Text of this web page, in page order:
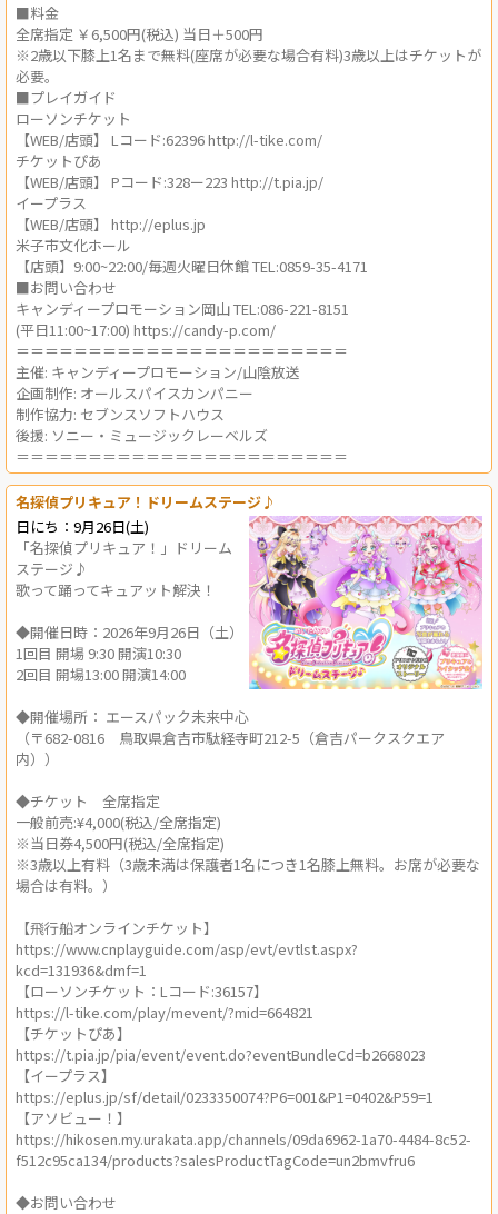
■料金
全席指定 ￥6,500円(税込) 当日＋500円
※2歳以下膝上1名まで無料(座席が必要な場合有料)3歳以上はチケットが
必要。
■プレイガイド
ローソンチケット
【WEB/店頭】 Lコード:62396 http://l-tike.com/
チケットぴあ
【WEB/店頭】 Pコード:328ー223 http://t.pia.jp/
イープラス
【WEB/店頭】 http://eplus.jp
米子市文化ホール
【店頭】9:00~22:00/毎週火曜日休館 TEL:0859-35-4171
■お問い合わせ
キャンディープロモーション岡山 TEL:086-221-8151
(平日11:00~17:00) https://candy-p.com/
＝＝＝＝＝＝＝＝＝＝＝＝＝＝＝＝＝＝＝＝＝＝＝
主催: キャンディープロモーション/山陰放送
企画制作: オールスパイスカンパニー
制作協力: セブンスソフトハウス
後援: ソニー・ミュージックレーベルズ
＝＝＝＝＝＝＝＝＝＝＝＝＝＝＝＝＝＝＝＝＝＝＝
名探偵プリキュア！ドリームステージ♪
日にち：9月26日(土)
「名探偵プリキュア！」ドリーム
ステージ♪
歌って踊ってキュアット解決！
◆開催日時：2026年9月26日（土）
1回目 開場 9:30 開演10:30
2回目 開場13:00 開演14:00
◆開催場所： エースパック未来中心
（〒682-0816 鳥取県倉吉市駄経寺町212-5（倉吉パークスクエア
内））
◆チケット 全席指定
一般前売:¥4,000(税込/全席指定)
※当日券4,500円(税込/全席指定)
※3歳以上有料（3歳未満は保護者1名につき1名膝上無料。お席が必要な
場合は有料。）
【飛行船オンラインチケット】
https://www.cnplayguide.com/asp/evt/evtlst.aspx?
kcd=131936&dmf=1
【ローソンチケット：Lコード:36157】
https://l-tike.com/play/mevent/?mid=664821
【チケットぴあ】
https://t.pia.jp/pia/event/event.do?eventBundleCd=b2668023
【イープラス】
https://eplus.jp/sf/detail/0233350074?P6=001&P1=0402&P59=1
【アソビュー！】
https://hikosen.my.urakata.app/channels/09da6962-1a70-4484-8c52-
f512c95ca134/products?salesProductTagCode=un2bmvfru6
◆お問い合わせ